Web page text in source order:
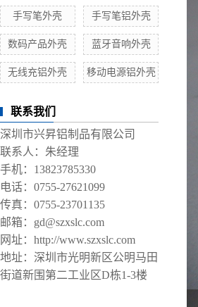
手写笔外壳 手写笔铝外壳
数码产品外壳 蓝牙音响外壳
无线充铝外壳 移动电源铝外壳
联系我们
深圳市兴昇铝制品有限公司
联系人：朱经理
手机：13823785330
电话：0755-27621099
传真：0755-23701135
邮箱：gd@szxslc.com
网址：http://www.szxslc.com
地址：深圳市光明新区公明马田
街道新围第二工业区D栋1-3楼